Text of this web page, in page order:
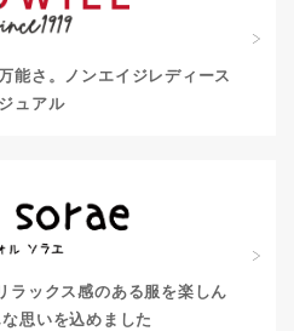
能さ。
ノンエイジレディース
ュアル
ラックス感のある服を楽しん
な思いを込めました